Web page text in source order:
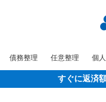
債務整理 任意整理 個
すぐに返済